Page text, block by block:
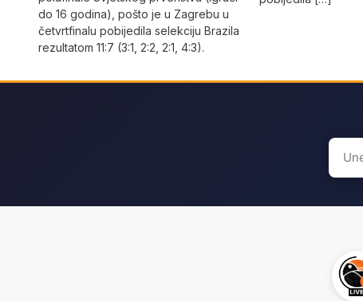
do 16 godina), pošto je u Zagrebu u
četvrtfinalu pobijedila selekciju Brazila
rezultatom 11:7 (3:1, 2:2, 2:1, 4:3).
Search
for: